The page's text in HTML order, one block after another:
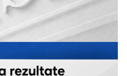
burimeve në
mund të përcaktojë
parimi ndalues dhe
vullneti politik dhe